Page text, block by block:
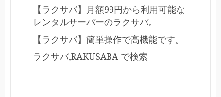
【ラクサバ】月額99円から利用可能な
レンタルサーバーのラクサバ。
【ラクサバ】簡単操作で高機能です。
ラクサバ,RAKUSABA で検索